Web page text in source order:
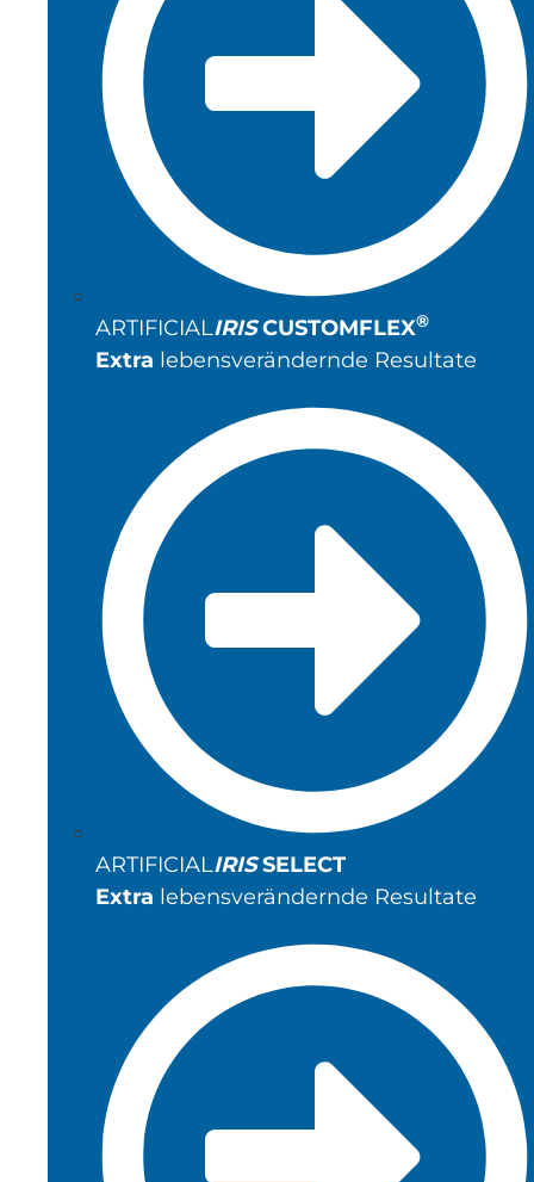
ARTIFICIALIRIS CUSTOMFLEX®
Extra lebensverändernde Resultate
ARTIFICIALIRISSELECT
Extra lebensverändernde Resultate